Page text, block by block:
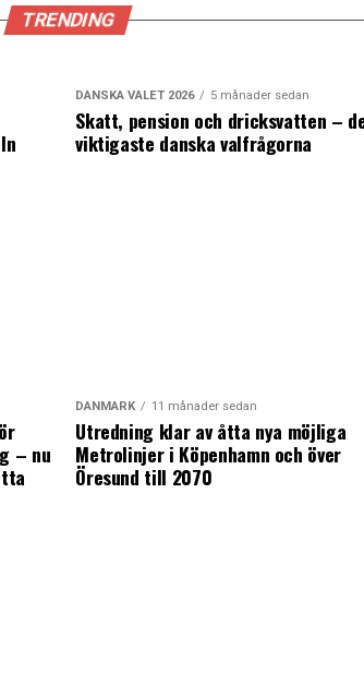
TRENDING
DANSKA VALET 2026 5 månader sedan
Skatt, pension och dricksvatten –
viktigaste danska valfrågorna
– nu
DANMARK 11 månader sedan
Utredning klar av åtta nya möjliga
Metrolinjer i Köpenhamn och över
Öresund till 2070